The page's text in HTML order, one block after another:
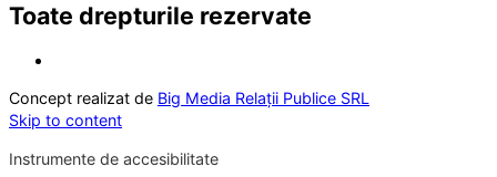
Toate drepturile rezervate
Concept realizat de Big Media Relații Publice SRL
Skip to content
Instrumente de accesibilitate